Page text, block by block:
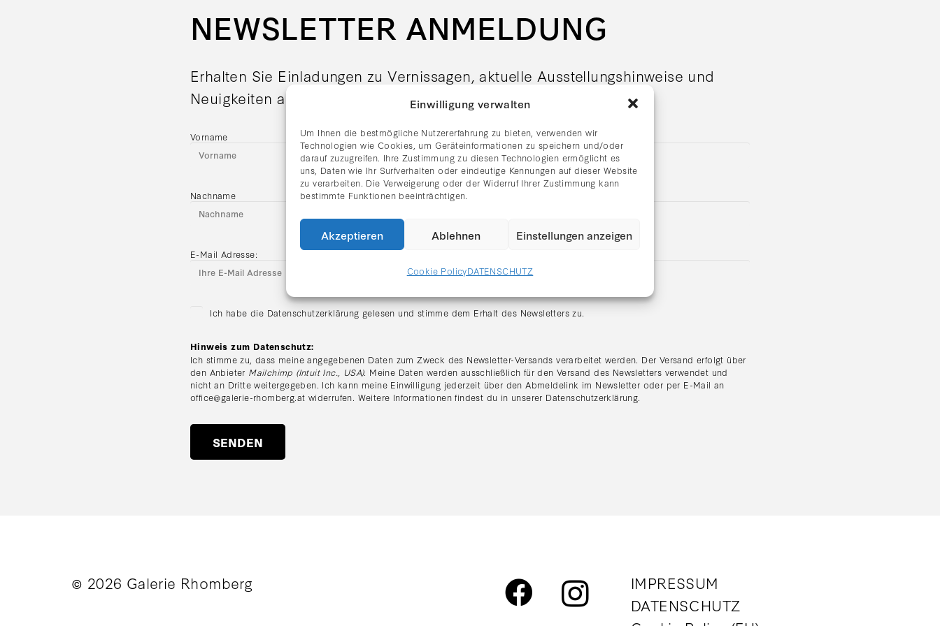
Einwilligung verwalten
Um Ihnen die bestmögliche Nutzererfahrung zu bieten, verwenden wir
Technologien wie Cookies, um Geräteinformationen zu speichern und/oder
darauf zuzugreifen. Ihre Zustimmung zu diesen Technologien ermöglicht es
uns, Daten wie Ihr Surfverhalten oder eindeutige Kennungen auf dieser Website
zu verarbeiten. Die Verweigerung oder der Widerruf Ihrer Zustimmung kann
bestimmte Funktionen beeinträchtigen.
Akzeptieren Ablehnen Einstellungen anzeigen
Cookie PolicyDATENSCHUTZ
NEWSLETTER ANMELDUNG
Erhalten Sie Einladungen zu Vernissagen, aktuelle Ausstellungshinweise und
Neuigkeiten aus der Galerie Rhomberg direkt per E-Mail.
Vorname
Nachname
E-Mail Adresse:
Ich habe die Datenschutzerklärung gelesen und stimme dem Erhalt des Newsletters zu.
Hinweis zum Datenschutz:
Ich stimme zu, dass meine angegebenen Daten zum Zweck des Newsletter-Versands verarbeitet werden. Der Versand erfolgt über
den Anbieter Mailchimp (Intuit Inc., USA). Meine Daten werden ausschließlich für den Versand des Newsletters verwendet und
nicht an Dritte weitergegeben. Ich kann meine Einwilligung jederzeit über den Abmeldelink im Newsletter oder per E-Mail an
office@galerie-rhomberg.at widerrufen. Weitere Informationen findest du in unserer Datenschutzerklärung.
© 2026 Galerie Rhomberg
IMPRESSUM
DATENSCHUTZ